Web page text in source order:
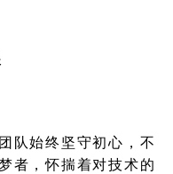
队始终坚守初心，不
者，怀揣着对技术的